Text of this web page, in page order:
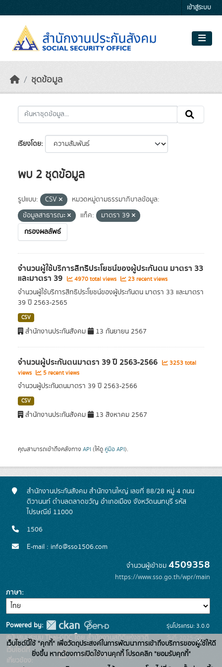
เข้าสู่ระบบ
ชุดข้อมูล
เรียงโดย
พบ 2 ชุดข้อมูล
รูปแบบ: CSV
หมวดหมู่ตามธรรมาภิบาลข้อมูล:
ข้อมูลสาธารณะ
แท็ค:
มาตรา 39
กรองผลลัพธ์
จำนวนผู้ใช้บริการสิทธิประโยชน์ของผู้ประกันตน มาตรา 33
และมาตรา 39 4970 total views 23 recent views
จำนวนผู้ใช้บริการสิทธิประโยชน์ของผู้ประกันตน มาตรา 33 และมาตรา
39 ปี 2563-2565
CSV
สำนักงานประกันสังคม 13 กันยายน 2567
จำนวนผู้ประกันตนมาตรา 39 ปี 2563-2566
3253 total
views
5 recent views
จำนวนผู้ประกันตนมาตรา 39 ปี 2563-2566
CSV
สำนักงานประกันสังคม 13 สิงหาคม 2567
คุณสามารถเข้าถึงคลังทาง API (ให้ดู คู่มือ API).
สำนักงานประกันสังคม สำนักงานใหญ่ เลขที่ 88/28 หมู่ 4 ถนน
ติวานนท์ ตำบลตลาดขวัญ อำเภอเมือง จังหวัดนนทบุรี รหัส
ไปรษณีย์ 11000
1506
E-mail : info@sso1506.com
จำนวนผู้เข้าชม 4509358
https://www.sso.go.th/wpr/main
ภาษา
Powered by:
สนับสนุนระบบ Thai-GDC โดย สำนักงานสถิติแห่งชาติ
เว็บไซต์ที่
เกี่ยวข้อง:
ระบบบัญชีข้อมูลภาครัฐ
รุ่นโปรแกรม: 3.0.0
วันที่: 2025-06-
26
เว็บไซต์นี้ใช้ "คุกกี้" เพื่อวัตถุประสงค์ในการพัฒนาการเข้าถึงบริการของผู้ใช้ให้ดี
ยิ่งขึ้น หากต้องการเปิดใช้งานคุกกี้ โปรดคลิก "ยอมรับคุกกี้"
x